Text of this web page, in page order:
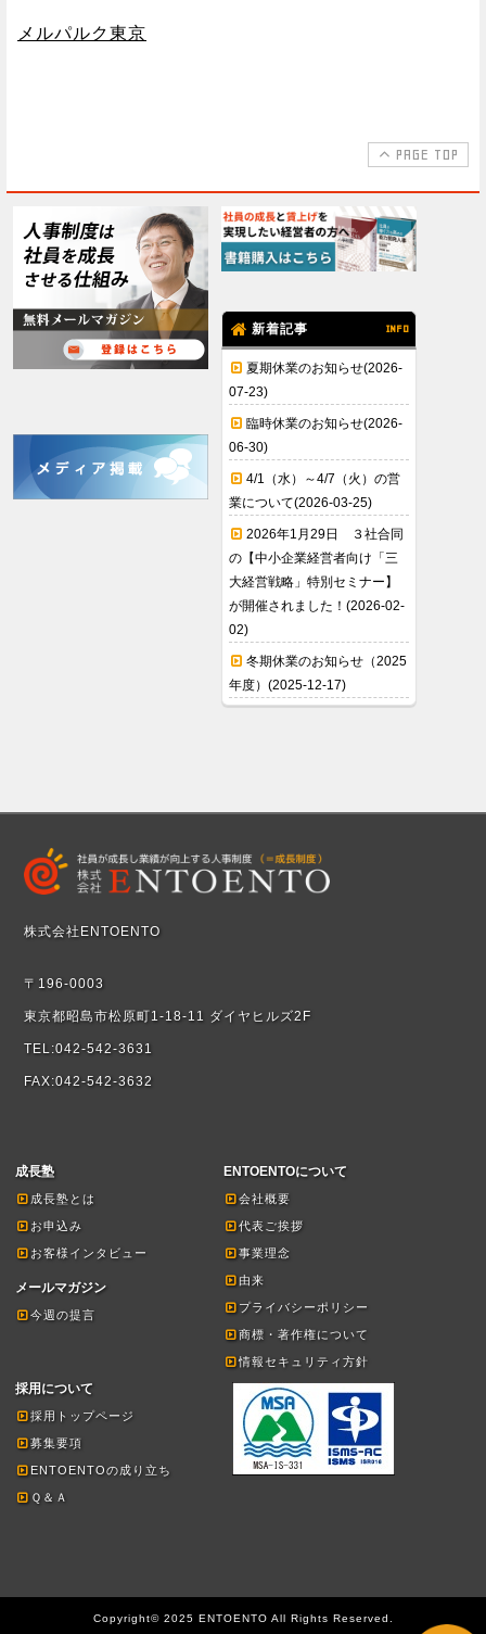
メルパルク東京
PAGE TOP
新着記事 INFO
夏期休業のお知らせ(2026-
07-23)
臨時休業のお知らせ(2026-
06-30)
4/1（水）～4/7（火）の営
業について(2026-03-25)
2026年1月29日 ３社合同
の【中小企業経営者向け「三
大経営戦略」特別セミナー】
が開催されました！(2026-02-
02)
冬期休業のお知らせ（2025
年度）(2025-12-17)
株式会社ENTOENTO
〒196-0003
東京都昭島市松原町1-18-11 ダイヤヒルズ2F
TEL:042-542-3631
FAX:042-542-3632
成長塾
成長塾とは
お申込み
お客様インタビュー
メールマガジン
今週の提言
ENTOENTOについて
会社概要
代表ご挨拶
事業理念
由来
プライバシーポリシー
商標・著作権について
情報セキュリティ方針
採用について
採用トップページ
募集要項
ENTOENTOの成り立ち
Ｑ＆Ａ
Copyright© 2025 ENTOENTO All Rights Reserved.